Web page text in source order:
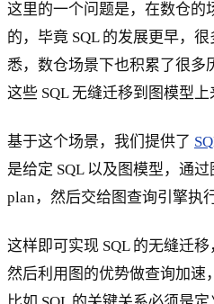
这里的一个问题是，在数仓的
的，毕竟 SQL 的发展更早，
悉，数仓场景下也积累了很多
这些 SQL 无缝迁移到图模型上
基于这个场景，我们提供了
是给定 SQL 以及图模型，通
plan，然后交给图查询引擎执行
这样即可实现 SQL 的无缝迁
然后利用图的优势做查询加速